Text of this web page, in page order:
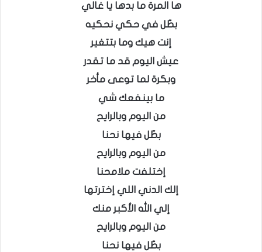
ها المرة ما بدها يا غالي
بطّل في حكي نحكيه
إنت هيك وما بتتغير
عيش اليوم قد ما تقدر
وبكرة لما توعى مأخر
ما بينفعك شي
من اليوم وبالرايح
بطّل فيها نحنا
من اليوم وبالرايح
إختلفت ملامحنا
إلك الدني اللي إخترتها
إلي الله الأكبر منك
من اليوم وبالرايح
بطّل فيها نحنا